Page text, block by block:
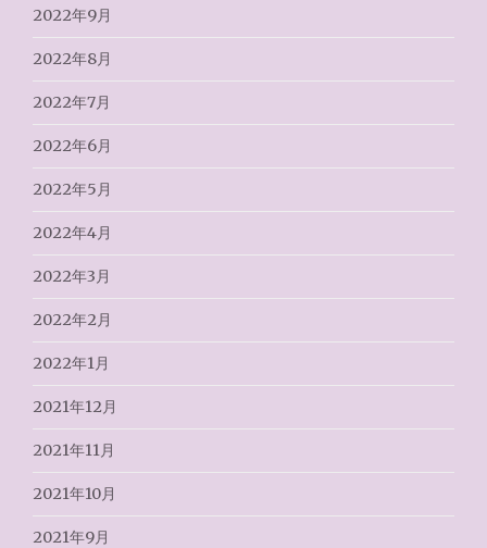
2022年9月
2022年8月
2022年7月
2022年6月
2022年5月
2022年4月
2022年3月
2022年2月
2022年1月
2021年12月
2021年11月
2021年10月
2021年9月